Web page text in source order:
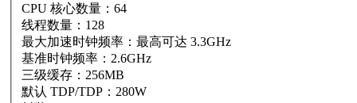
CPU 核心数量：64
线程数量：128
最大加速时钟频率：最高可达 3.3GHz
基准时钟频率：2.6GHz
三级缓存：256MB
默认 TDP/TDP：280W